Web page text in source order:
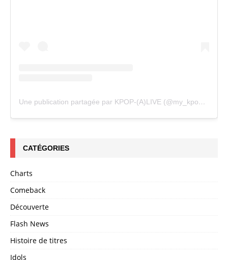
Une publication partagée par KPOP-(A)LIVE (@my_kpopalive)
CATÉGORIES
Charts
Comeback
Découverte
Flash News
Histoire de titres
Idols